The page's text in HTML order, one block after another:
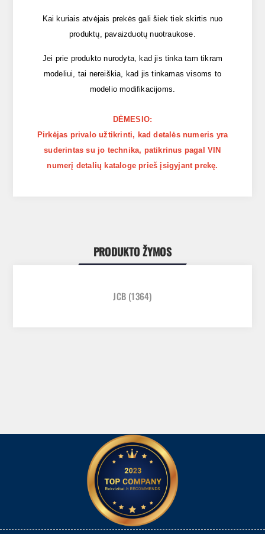
Kai kuriais atvėjais prekės gali šiek tiek skirtis nuo
produktų, pavaizduotų nuotraukose.
Jei prie produkto nurodyta, kad jis tinka tam tikram
modeliui, tai nereiškia, kad jis tinkamas visoms to
modelio modifikacijoms.
DĖMESIO:
Pirkėjas privalo užtikrinti, kad detalės numeris yra
suderintas su jo technika, patikrinus pagal VIN
numerį detalių kataloge prieš įsigyjant prekę.
PRODUKTO ŽYMOS
JCB (1364)